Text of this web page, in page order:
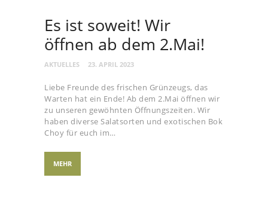
Es ist soweit! Wir
öffnen ab dem 2.Mai!
AKTUELLES 23. APRIL 2023
Liebe Freunde des frischen Grünzeugs, das
Warten hat ein Ende! Ab dem 2.Mai öffnen wir
zu unseren gewöhnten Öffnungszeiten. Wir
haben diverse Salatsorten und exotischen Bok
Choy für euch im…
MEHR